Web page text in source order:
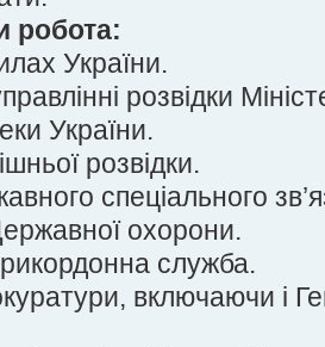
робота:
України.
розвідки
України.
розвідки.
спеціального
охорони.
служба.
включаючи і